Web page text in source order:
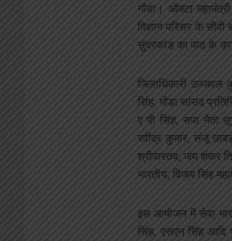
गोंडा। ऑक्टा
विज्ञान परिसर के
सुंदरकांड का पाठ के
जिलाधिकारी
सिंह, गोंडा सांसद
ए पी सिंह, सपा नेता
रवींद्र कुमार, संजू
श्रीवास्तव, जय शंकर
भारतीय, विजय सिंह
इस आयोजन में सेवा
सिंह, एसएन सिंह आदि